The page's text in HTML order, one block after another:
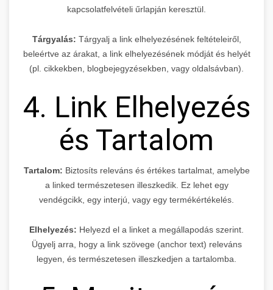
kapcsolatfelvételi űrlapján keresztül.
Tárgyalás: Tárgyalj a link elhelyezésének feltételeiről,
beleértve az árakat, a link elhelyezésének módját és helyét
(pl. cikkekben, blogbejegyzésekben, vagy oldalsávban).
4. Link Elhelyezés
és Tartalom
Tartalom: Biztosíts releváns és értékes tartalmat, amelybe
a linked természetesen illeszkedik. Ez lehet egy
vendégcikk, egy interjú, vagy egy termékértékelés.
Elhelyezés: Helyezd el a linket a megállapodás szerint.
Ügyelj arra, hogy a link szövege (anchor text) releváns
legyen, és természetesen illeszkedjen a tartalomba.